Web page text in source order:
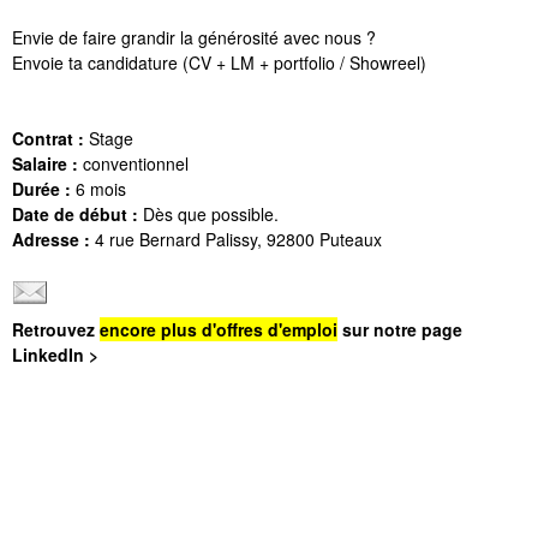
Envie de faire grandir la générosité avec nous ?
Envoie ta candidature (CV + LM + portfolio / Showreel)
Contrat : Stage
Salaire : conventionnel
Durée : 6 mois
Date de début : Dès que possible.
Adresse : 4 rue Bernard Palissy, 92800 Puteaux
Retrouvez encore plus d'offres d'emploi sur notre page
LinkedIn >